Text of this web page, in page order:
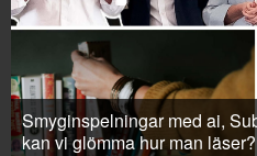
Smyginspelningar med ai,
kan vi glömma hur man läser?